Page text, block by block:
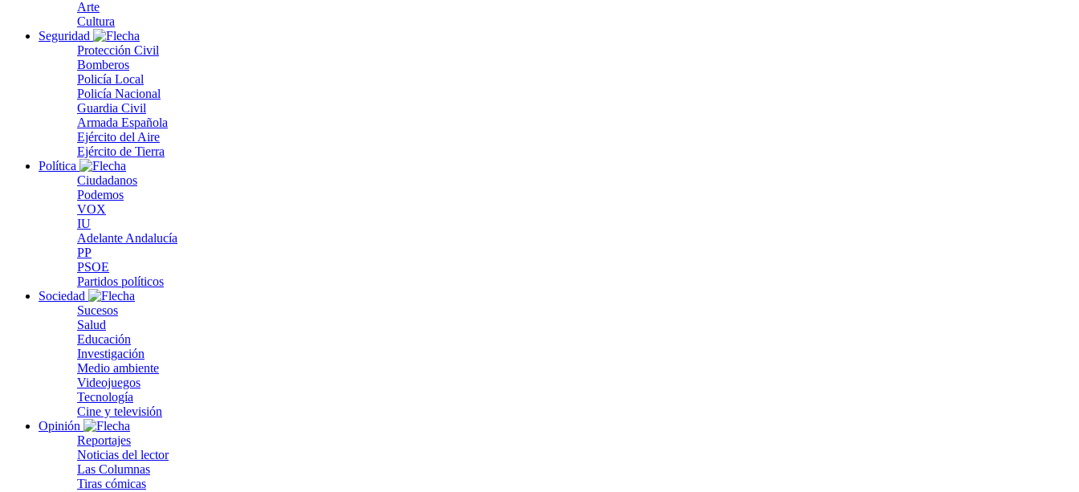
Arte
Cultura
Seguridad
Protección Civil
Bomberos
Policía Local
Policía Nacional
Guardia Civil
Armada Española
Ejército del Aire
Ejército de Tierra
Política
Ciudadanos
Podemos
VOX
IU
Adelante Andalucía
PP
PSOE
Partidos políticos
Sociedad
Sucesos
Salud
Educación
Investigación
Medio ambiente
Videojuegos
Tecnología
Cine y televisión
Opinión
Reportajes
Noticias del lector
Las Columnas
Tiras cómicas